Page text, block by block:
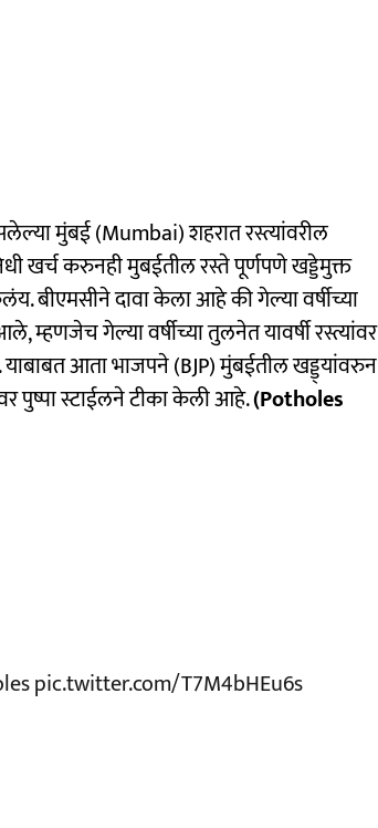
मुंबई (Mumbai) शहरात रस्त्यांवरील
खर्च करुनही मुबईतील रस्ते पूर्णपणे खड्डेमुक्त
बीएमसीने दावा केला आहे की गेल्या वर्षीच्या
गेल्या वर्षीच्या तुलनेत यावर्षी रस्त्यांवर
आता भाजपने (BJP) मुंबईतील खड्ड्यांवरुन
पुष्पा स्टाईलने टीका केली आहे.(Potholes
pic.twitter.com/T7M4bHEu6s